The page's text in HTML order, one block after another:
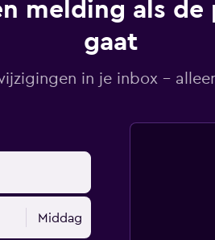
melding als de
gaat
in je inbox -
Middag